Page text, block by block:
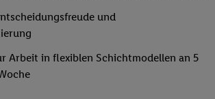
und
Arbeit in flexiblen Schichtmodellen an 5